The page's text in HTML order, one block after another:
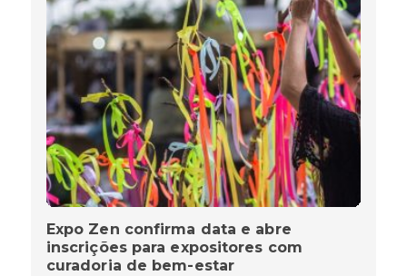
Expo Zen confirma data e abre
inscrições para expositores com
curadoria de bem-estar